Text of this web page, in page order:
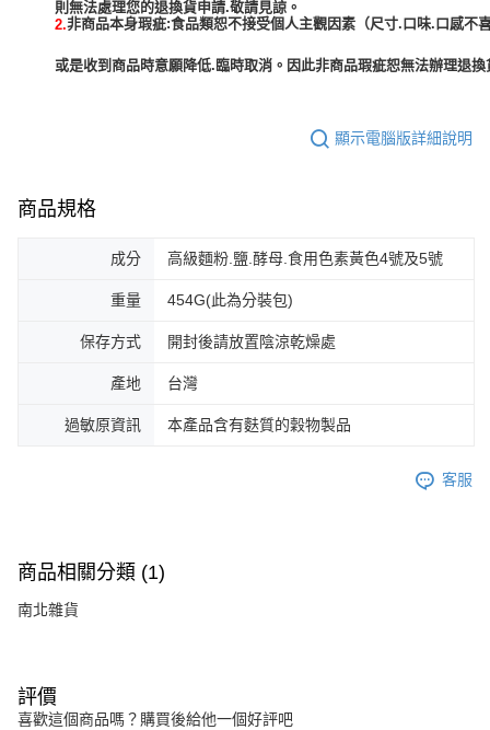
2.非商品本身瑕疵:食品類恕不接受個人主觀因素（尺寸.口味.口感不
或是收到商品時意願降低.臨時取消。因此非商品瑕疵恕無法辦理退
顯示電腦版詳細說明
商品規格
成分 高級麵粉.鹽.酵母.食用色素黃色4號及5號
重量 454G(此為分裝包)
保存方式 開封後請放置陰涼乾燥處
產地 台灣
過敏原資訊 本產品含有麩質的穀物製品
客服
商品相關分類 (1)
南北雜貨
評價
喜歡這個商品嗎？購買後給他一個好評吧